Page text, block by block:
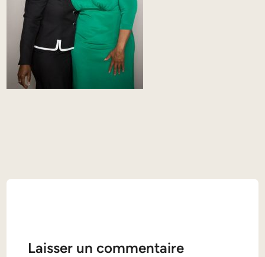
Laisser un commentaire